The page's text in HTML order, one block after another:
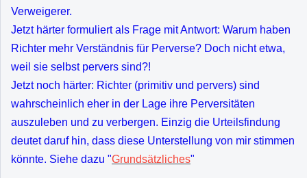
Verweigerer.
Jetzt härter formuliert als Frage mit Antwort: Warum haben
Richter mehr Verständnis für Perverse? Doch nicht etwa,
weil sie selbst pervers sind?!
Jetzt noch härter: Richter (primitiv und pervers) sind
wahrscheinlich eher in der Lage ihre Perversitäten
auszuleben und zu verbergen. Einzig die Urteilsfindung
deutet daruf hin, dass diese Unterstellung von mir stimmen
könnte. Siehe dazu "Grundsätzliches"